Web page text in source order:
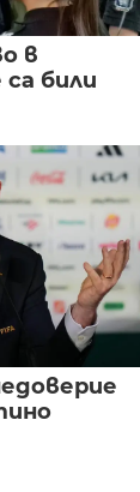
в
били